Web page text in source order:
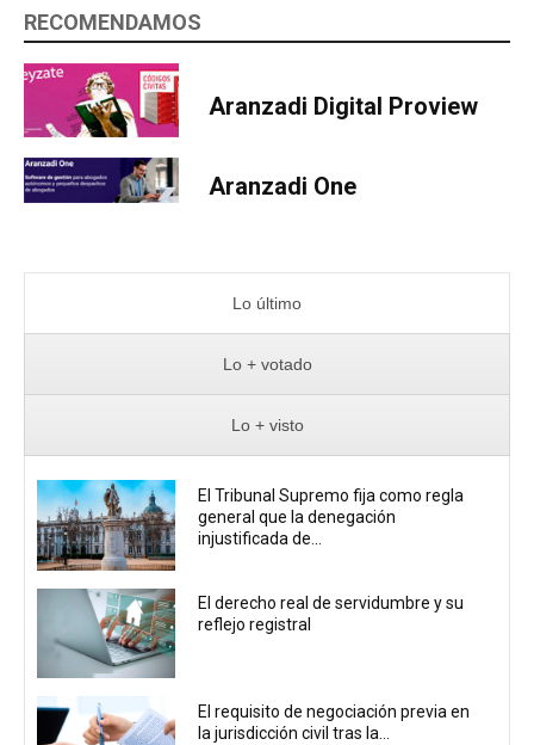
RECOMENDAMOS
Aranzadi Digital Proview
Aranzadi One
Lo último
Lo + votado
Lo + visto
El Tribunal Supremo fija como regla
general que la denegación
injustificada de...
El derecho real de servidumbre y su
reflejo registral
El requisito de negociación previa en
la jurisdicción civil tras la...